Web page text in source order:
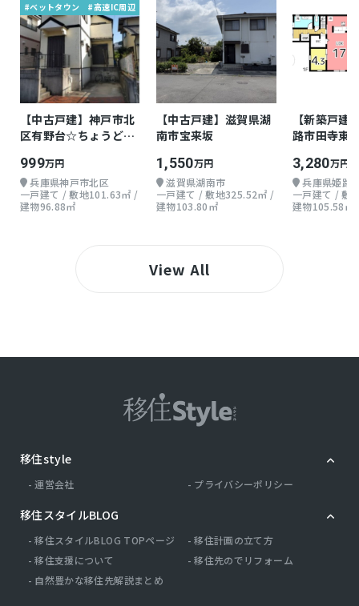
#ベットタウン
#高速IC周辺
【中古戸建】神戸市北
区有野台☆ちょうどよ
999万円
兵庫県神戸市北区
一戸建て / 敷地101.63㎡ /
建物96.88㎡
【中古戸建】滋賀県湖
南市宝来坂
1,550万円
滋賀県湖南市
一戸建て / 敷地325.52㎡ /
建物103.80㎡
【新築戸建
路市田寺東
3,280万円
兵庫県姫路
一戸建て / 敷
建物105.58㎡
View All
移住style
運営会社 プライバシーポリシー
移住スタイルBLOG
移住スタイルBLOG TOPページ
移住計画の立て方
移住支援について
移住先のでリフォーム
自然豊かな移住先解説まとめ